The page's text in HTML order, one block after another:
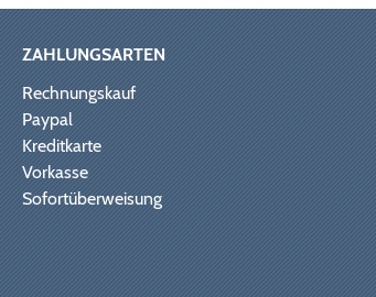
ZAHLUNGSARTEN
Rechnungskauf
Paypal
Kreditkarte
Vorkasse
Sofortüberweisung